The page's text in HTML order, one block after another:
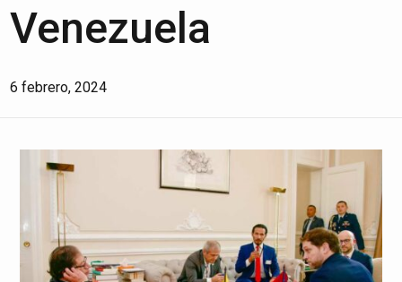
Venezuela
6 febrero, 2024